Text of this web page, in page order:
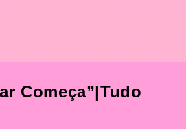
Começa”|Tudo